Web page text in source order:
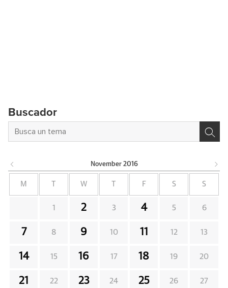
Buscador
November 2016
M W F S S
1 2 3 4 5 6
7 8 9 10 11 12 13
14 15 16 17 18 19 20
21 22 23 24 25 26 27